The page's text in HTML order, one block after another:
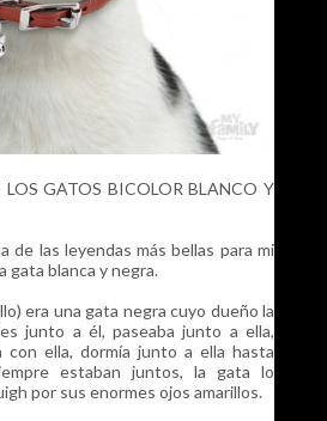
LOS GATOS BICOLOR BLANCO Y
de las leyendas más bellas para mi
gata blanca y negra.
era una gata negra cuyo dueño la
junto a él, paseaba junto a ella,
con ella, dormía junto a ella hasta
estaban juntos, la gata lo
por sus enormes ojos amarillos.